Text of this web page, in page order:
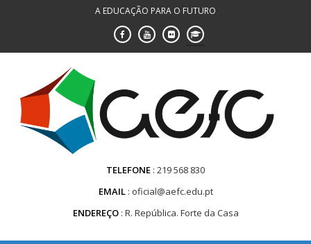
A EDUCAÇÃO PARA O FUTURO
TELEFONE 219 568 830
EMAIL oficial@aefc.edu.pt
ENDEREÇO R. República. Forte da Casa